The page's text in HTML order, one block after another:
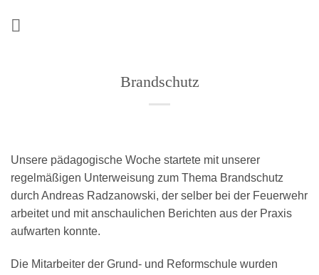
Brandschutz
Unsere pädagogische Woche startete mit unserer
regelmäßigen Unterweisung zum Thema Brandschutz
durch Andreas Radzanowski, der selber bei der Feuerwehr
arbeitet und mit anschaulichen Berichten aus der Praxis
aufwarten konnte.
Die Mitarbeiter der Grund- und Reformschule wurden